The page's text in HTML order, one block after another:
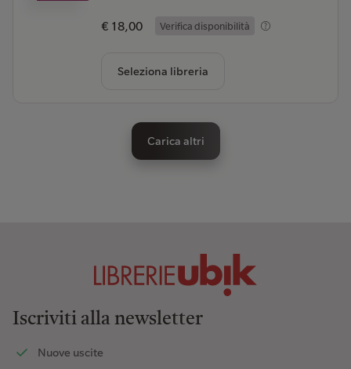
€ 18,00 Verifica disponibilità
Seleziona libreria
Carica altri
Iscriviti alla newsletter
Nuove uscite